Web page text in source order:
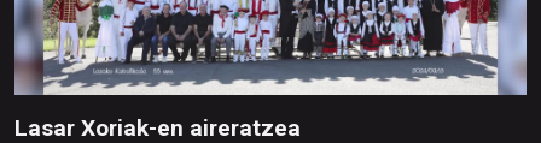
Lasar Xoriak-en aireratzea